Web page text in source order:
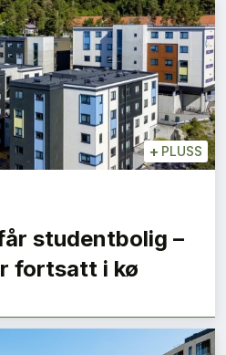
+ PLUSS
studentbolig –
fortsatt i kø